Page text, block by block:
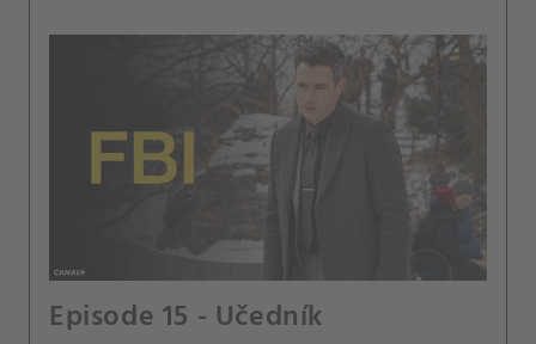
Episode 15 - Učedník